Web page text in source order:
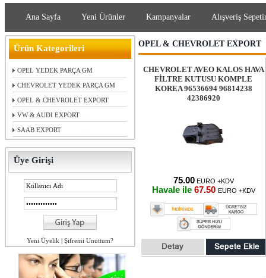
Ana Sayfa Yeni Ürünler Kampanyalar Alışveriş
Ürün Kategorileri
OPEL YEDEK PARÇA GM
CHEVROLET YEDEK PARÇA GM
OPEL & CHEVROLET EXPORT
VW & AUDI EXPORT
SAAB EXPORT
Üye Girişi
Yeni Üyelik | Şifremi Unuttum?
OPEL & CHEVROLET EXPORT
CHEVROLET AVEO KALOS HAVA
FİLTRE KUTUSU KOMPLE
KOREA 96536694 96814238
42386920
75.00 EURO +KDV
Havale ile 67.50 EURO +KDV